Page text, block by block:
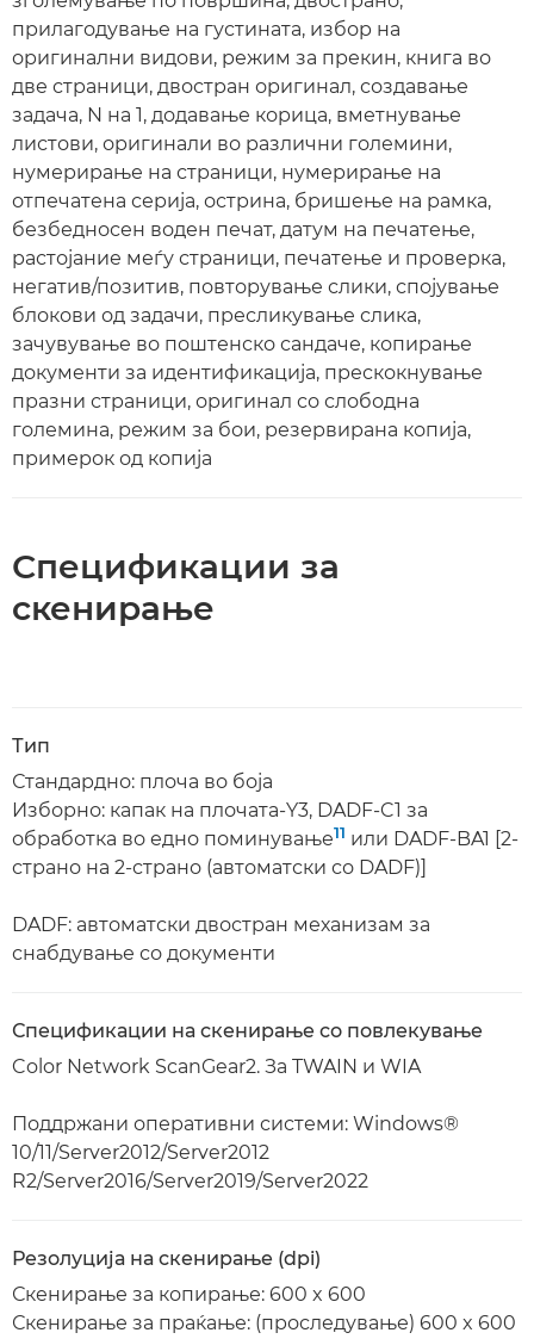
прилагодување на густината, избор на
оригинални видови, режим за прекин, книга во
две страници, двостран оригинал, создавање
задача, N на 1, додавање корица, вметнување
листови, оригинали во различни големини,
нумерирање на страници, нумерирање на
отпечатена серија, острина, бришење на рамка,
безбедносен воден печат, датум на печатење,
растојание меѓу страници, печатење и проверка,
негатив/позитив, повторување слики, спојување
блокови од задачи, пресликување слика,
зачувување во поштенско сандаче, копирање
документи за идентификација, прескокнување
празни страници, оригинал со слободна
големина, режим за бои, резервирана копија,
примерок од копија
Спецификации за
скенирање
Тип
Стандардно: плоча во боја
Изборно: капак на плочата-Y3, DADF-C1 за
обработка во едно поминување11 или DADF-BA1 [2-
страно на 2-страно (автоматски со DADF)]
DADF: автоматски двостран механизам за
снабдување со документи
Спецификации на скенирање со повлекување
Color Network ScanGear2. За TWAIN и WIA
Поддржани оперативни системи: Windows®
10/11/Server2012/Server2012
R2/Server2016/Server2019/Server2022
Резолуција на скенирање (dpi)
Скенирање за копирање: 600 x 600
Скенирање за праќање: (проследување) 600 x 600